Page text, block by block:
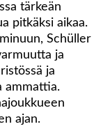
tärkeän
pitkäksi aikaa.
Schüller
ja
ja
ammattia.
ajan.